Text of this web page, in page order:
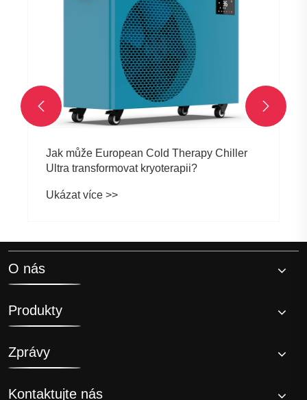
Jak může European Cold Therapy Chiller
Ultra transformovat kryoterapii?
Ukázat více >>
 
O nás
Produkty
Zprávy
Kontaktujte nás